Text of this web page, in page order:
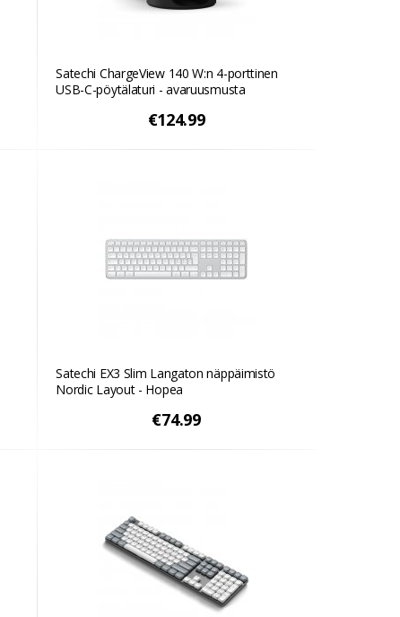
Satechi ChargeView 140 W:n 4-porttinen
USB-C-pöytälaturi - avaruusmusta
€124.99
Satechi EX3 Slim Langaton näppäimistö
Nordic Layout - Hopea
€74.99